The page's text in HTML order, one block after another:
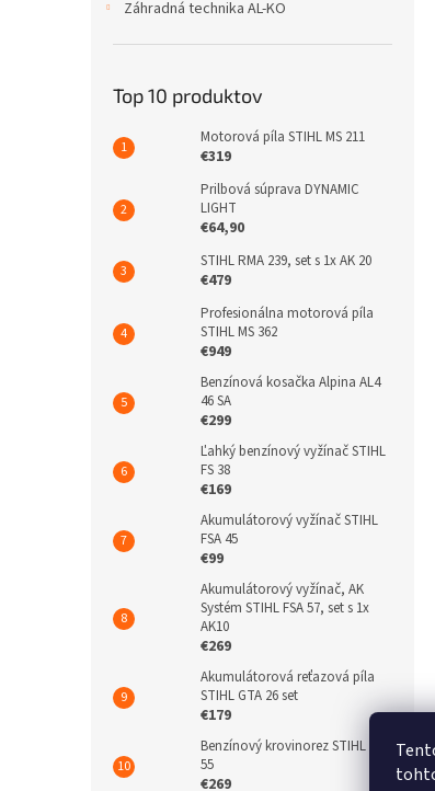
Záhradná technika AL-KO
Top 10 produktov
Motorová píla STIHL MS 211
€319
Prilbová súprava DYNAMIC
LIGHT
€64,90
STIHL RMA 239, set s 1x AK 20
€479
Profesionálna motorová píla
STIHL MS 362
€949
Benzínová kosačka Alpina AL4
46 SA
€299
Ľahký benzínový vyžínač STIHL
FS 38
€169
Akumulátorový vyžínač STIHL
FSA 45
€99
Akumulátorový vyžínač, AK
Systém STIHL FSA 57, set s 1x
AK10
€269
Akumulátorová reťazová píla
STIHL GTA 26 set
€179
Benzínový krovinorez STIHL FS
55
€269